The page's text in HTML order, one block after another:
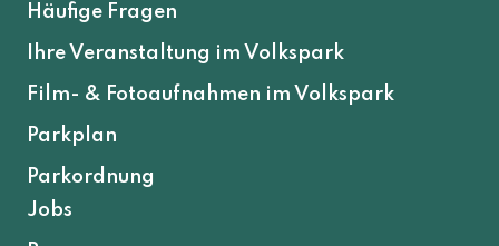
Häufige Fragen
Ihre Veranstaltung im Volkspark
Film- & Fotoaufnahmen im Volkspark
Parkplan
Parkordnung
Jobs